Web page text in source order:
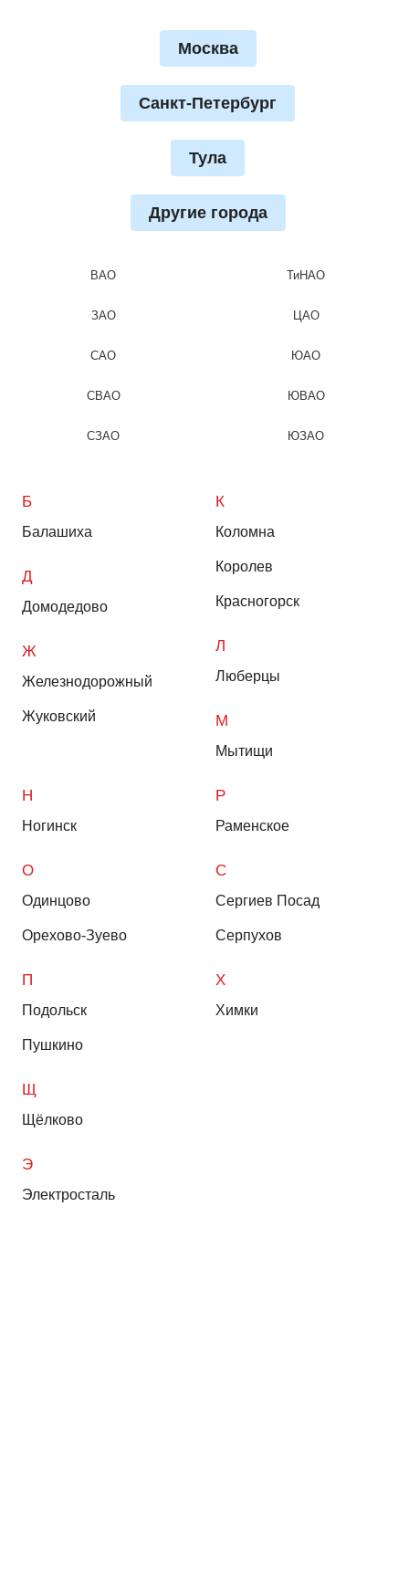
Москва
Санкт-Петербург
Тула
Другие города
ВАО
ЗАО
САО
СВАО
СЗАО
ТиНАО
ЦАО
ЮАО
ЮВАО
ЮЗАО
Б
Балашиха
Д
Домодедово
Ж
Железнодорожный
Жуковский
К
Коломна
Королев
Красногорск
Л
Люберцы
М
Мытищи
Н
Ногинск
О
Одинцово
Орехово-Зуево
П
Подольск
Пушкино
Р
Раменское
С
Сергиев Посад
Серпухов
Х
Химки
Щ
Щёлково
Э
Электросталь